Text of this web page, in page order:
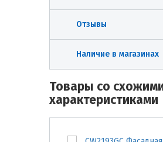
Отзывы
Наличие в магазинах
Товары со
характеристиками